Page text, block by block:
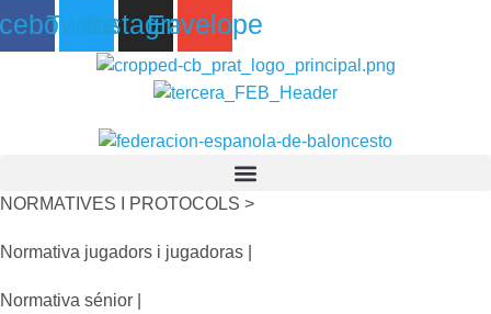
TwitterInstagram
Envelope
NORMATIVES I PROTOCOLS >
Normativa jugadors i jugadoras |
Normativa sénior |